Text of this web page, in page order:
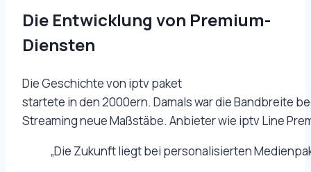
Die Entwicklung von Premium-
Diensten
Die Geschichte von iptv paket
startete in den 2000ern. Damals war die Bandbreite
Streaming neue Maßstäbe. Anbieter wie iptv Line
„Die Zukunft liegt bei personalisierten